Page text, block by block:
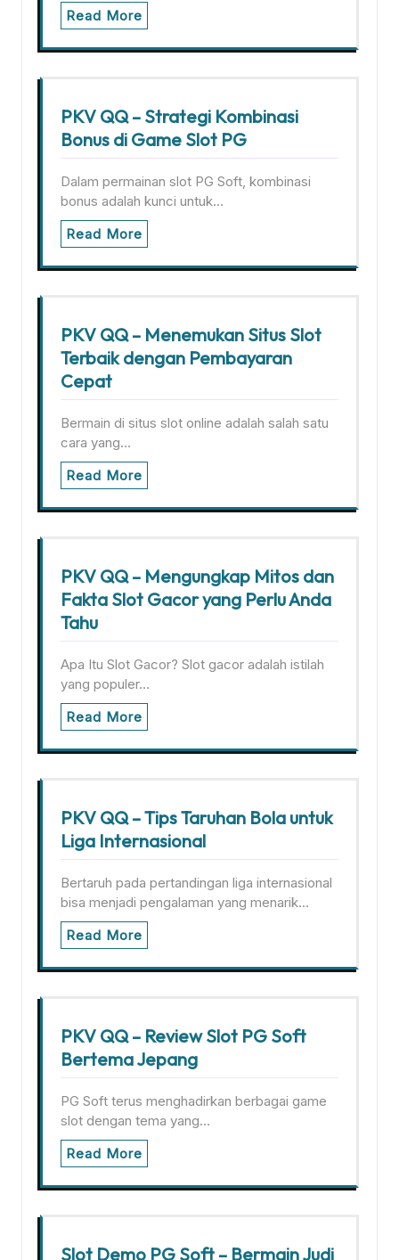
Read More
PKV QQ – Strategi Kombinasi
Bonus di Game Slot PG
Dalam permainan slot PG Soft, kombinasi
bonus adalah kunci untuk…
Read More
PKV QQ – Menemukan Situs Slot
Terbaik dengan Pembayaran
Cepat
Bermain di situs slot online adalah salah satu
cara yang…
Read More
PKV QQ – Mengungkap Mitos dan
Fakta Slot Gacor yang Perlu Anda
Tahu
Apa Itu Slot Gacor? Slot gacor adalah istilah
yang populer…
Read More
PKV QQ – Tips Taruhan Bola untuk
Liga Internasional
Bertaruh pada pertandingan liga internasional
bisa menjadi pengalaman yang menarik…
Read More
PKV QQ – Review Slot PG Soft
Bertema Jepang
PG Soft terus menghadirkan berbagai game
slot dengan tema yang…
Read More
Slot Demo PG Soft – Bermain Judi